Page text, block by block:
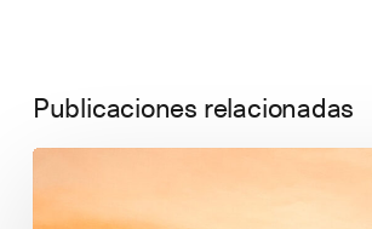
Publicaciones relacionadas